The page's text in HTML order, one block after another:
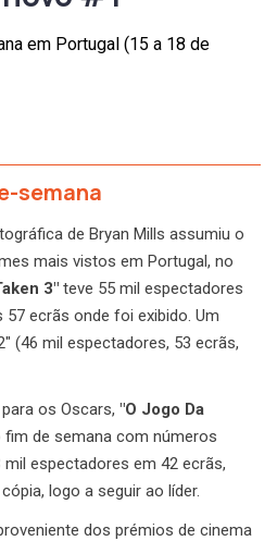
em Portugal (15 a 18 de
semana
de Bryan Mills assumiu o
mais vistos em Portugal, no
3" teve 55 mil espectadores
ecrãs onde foi exibido. Um
(46 mil espectadores, 53 ecrãs,
os Oscars, "O Jogo Da
fim de semana com números
espectadores em 42 ecrãs,
logo a seguir ao líder.
dos prémios de cinema